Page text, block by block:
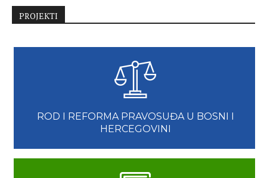
PROJEKTI
ROD I REFORMA PRAVOSUĐA U BOSNI I
HERCEGOVINI